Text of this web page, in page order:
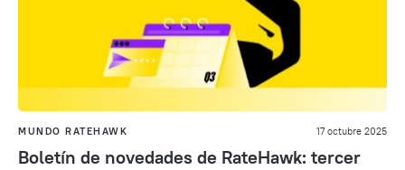
MUNDO RATEHAWK 17 octubre 2025
Boletín de novedades de RateHawk: tercer